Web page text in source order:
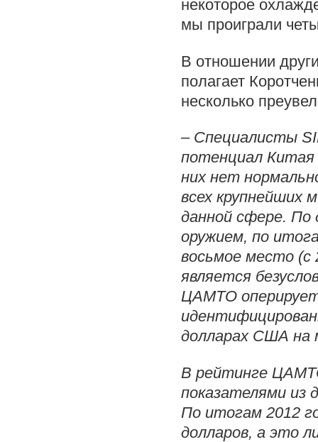
некоторое
мы проиграли
В отношении
полагает
несколько
– Специалисты
потенциал Китая
них нет
всех крупнейших
данной сфере. По
оружием, по
восьмое место
является
ЦАМТО
долларах США на
В рейтинге
показателями из
По итогам 2012
долларов, а это